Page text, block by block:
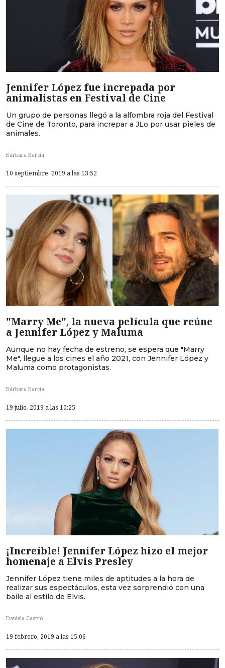
Jennifer López fue increpada por
animalistas en Festival de Cine
Un grupo de personas llegó a la alfombra roja del Festival
de Cine de Toronto, para increpar a JLo por usar pieles de
animales.
Bárbara Barcia
10 septiembre, 2019 a las 13:52
"Marry Me", la nueva película que reúne
a Jennifer López y Maluma
Aunque no hay fecha de estreno, se espera que "Marry
Me", llegue a los cines el año 2021, con Jennifer López y
Maluma como protagonistas.
Bárbara Barcia
19 julio, 2019 a las 10:25
¡Increíble! Jennifer López hizo el mejor
homenaje a Elvis Presley
Jennifer López tiene miles de aptitudes a la hora de
realizar sus espectáculos, esta vez sorprendió con una
baile al estilo de Elvis.
Daniela Castro
19 febrero, 2019 a las 15:06